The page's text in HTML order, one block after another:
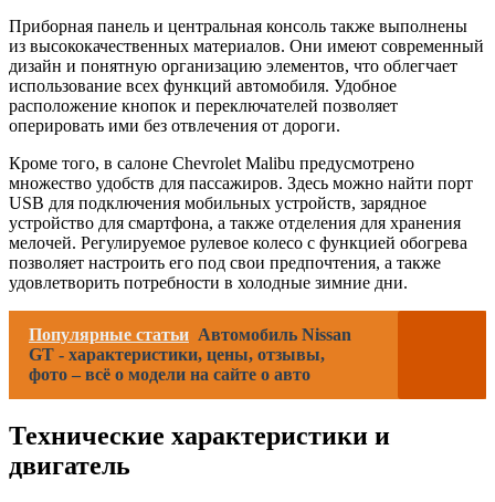
Приборная панель и центральная консоль также выполнены
из высококачественных материалов. Они имеют современный
дизайн и понятную организацию элементов, что облегчает
использование всех функций автомобиля. Удобное
расположение кнопок и переключателей позволяет
оперировать ими без отвлечения от дороги.
Кроме того, в салоне Chevrolet Malibu предусмотрено
множество удобств для пассажиров. Здесь можно найти порт
USB для подключения мобильных устройств, зарядное
устройство для смартфона, а также отделения для хранения
мелочей. Регулируемое рулевое колесо с функцией обогрева
позволяет настроить его под свои предпочтения, а также
удовлетворить потребности в холодные зимние дни.
Популярные статьи Автомобиль Nissan
GT - характеристики, цены, отзывы,
фото – всё о модели на сайте о авто
Технические характеристики и
двигатель